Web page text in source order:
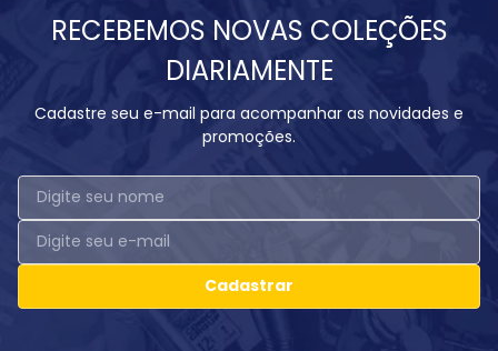
RECEBEMOS NOVAS COLEÇÕES
DIARIAMENTE
Cadastre seu e-mail para acompanhar as novidades e
promoções.
Cadastrar